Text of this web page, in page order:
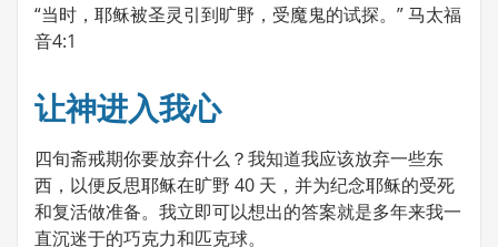
“当时，耶稣被圣灵引到旷野，受魔鬼的试探。” 马太福
音4:1
让神进入我心
四旬斋戒期你要放弃什么？我知道我应该放弃一些东
西，以便反思耶稣在旷野 40 天，并为纪念耶稣的受死
和复活做准备。我立即可以想出的答案就是多年来我一
直沉迷于的巧克力和匹克球。